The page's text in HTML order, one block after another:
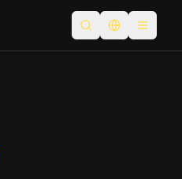
Открыть поиск